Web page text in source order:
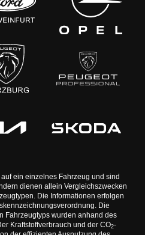
ein einzelnes Fahrzeug und sind
dienen allein Vergleichszwecken
Die Informationen erfolgen
Die
Fahrzeugtyps wurden anhand des
Kraftstoffverbrauch und der CO2-